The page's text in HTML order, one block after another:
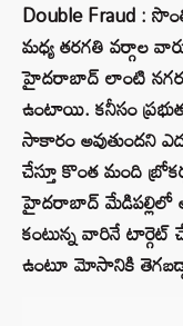
Double Fraud :
మధ్య తరగతి వర్గాల
హైదరాబాద్ లాంటి
ఉంటాయి. కనీసం
సాకారం అవుతుందని
చేస్తూ కొంత మంది
హైదరాబాద్ మేడిపల్లిలో
కంటున్న వారినే
ఉంటూ మోసానికి